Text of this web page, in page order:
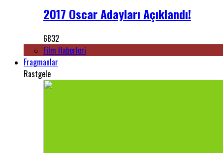
2017 Oscar Adayları Açıklandı!
6832
Film Haberleri
Fragmanlar
Rastgele